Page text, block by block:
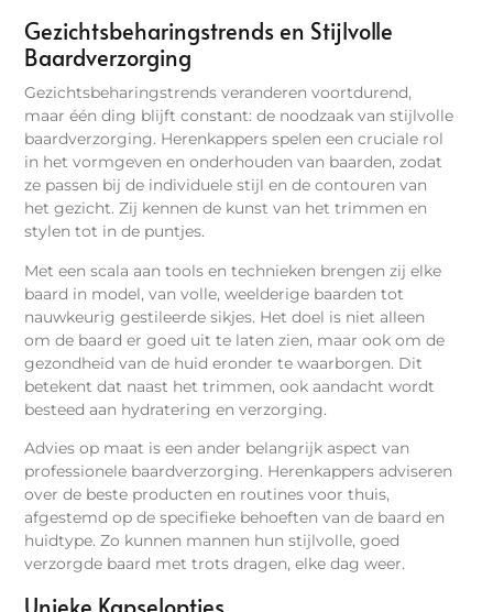
Gezichtsbeharingstrends en Stijlvolle
Baardverzorging
Gezichtsbeharingstrends veranderen voortdurend,
maar één ding blijft constant: de noodzaak van stijlvolle
baardverzorging. Herenkappers spelen een cruciale rol
in het vormgeven en onderhouden van baarden, zodat
ze passen bij de individuele stijl en de contouren van
het gezicht. Zij kennen de kunst van het trimmen en
stylen tot in de puntjes.
Met een scala aan tools en technieken brengen zij elke
baard in model, van volle, weelderige baarden tot
nauwkeurig gestileerde sikjes. Het doel is niet alleen
om de baard er goed uit te laten zien, maar ook om de
gezondheid van de huid eronder te waarborgen. Dit
betekent dat naast het trimmen, ook aandacht wordt
besteed aan hydratering en verzorging.
Advies op maat is een ander belangrijk aspect van
professionele baardverzorging. Herenkappers adviseren
over de beste producten en routines voor thuis,
afgestemd op de specifieke behoeften van de baard en
huidtype. Zo kunnen mannen hun stijlvolle, goed
verzorgde baard met trots dragen, elke dag weer.